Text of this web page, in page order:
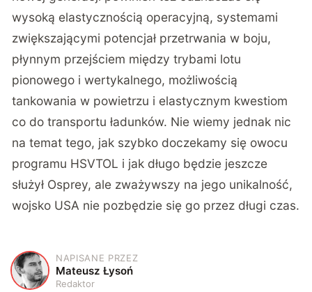
wysoką elastycznością operacyjną, systemami
zwiększającymi potencjał przetrwania w boju,
płynnym przejściem między trybami lotu
pionowego i wertykalnego, możliwością
tankowania w powietrzu i elastycznym kwestiom
co do transportu ładunków. Nie wiemy jednak nic
na temat tego, jak szybko doczekamy się owocu
programu HSVTOL i jak długo będzie jeszcze
służył Osprey, ale zważywszy na jego unikalność,
wojsko USA nie pozbędzie się go przez długi czas.
M
NAPISANE PRZEZ
Mateusz Łysoń
Redaktor